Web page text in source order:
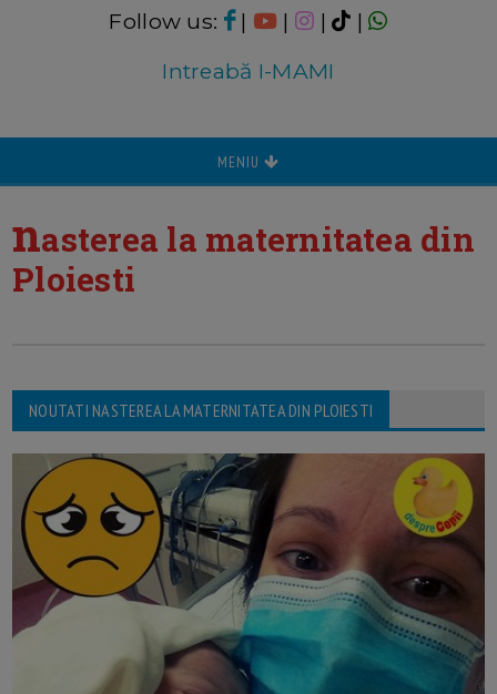
Follow us: | | |
|
Intreabă I-MAMI
MENIU
nasterea la maternitatea din
Ploiesti
NOUTATI NASTEREA LA MATERNITATEA DIN PLOIESTI